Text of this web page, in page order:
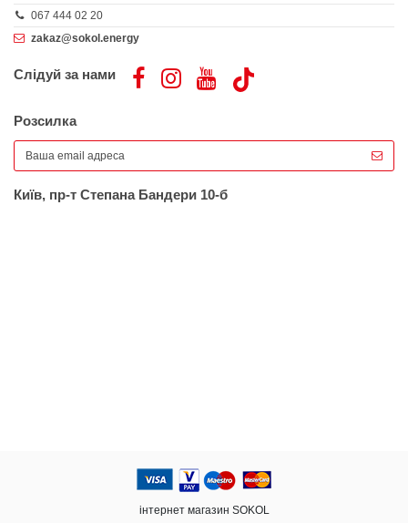
067 444 02 20
zakaz@sokol.energy
Слідуй за нами
Розсилка
Київ, пр-т Степана Бандери 10-б
інтернет магазин SOKOL